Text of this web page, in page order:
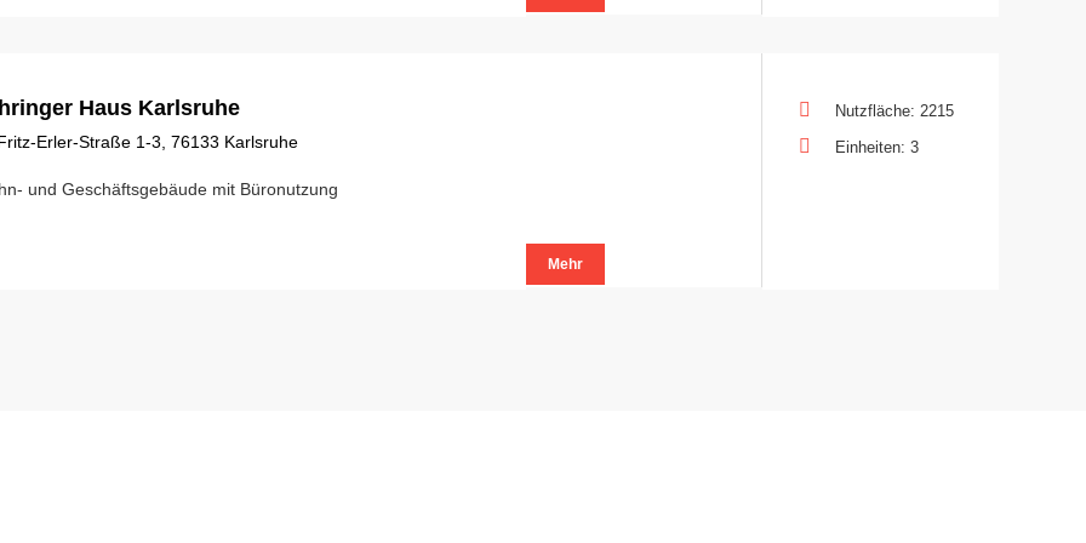
Haus Karlsruhe
Erler-Straße 1-3, 76133 Karlsruhe
und Geschäftsgebäude mit Büronutzung
Mehr
Nutzfläche: 2215
Einheiten: 3